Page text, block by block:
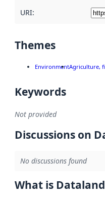
URI:
Themes
EnvironmentAgriculture,
Keywords
Not provided
Discussions on
No discussions found
What is